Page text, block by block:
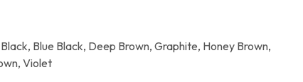
Blue Black, Deep Brown, Graphite, Honey Brown,
Violet